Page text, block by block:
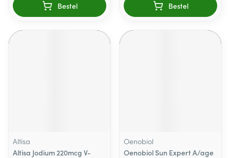
Bestel Bestel
Altisa
Altisa Jodium 220mcg V-
Oenobiol
Oenobiol Sun Expert A/age